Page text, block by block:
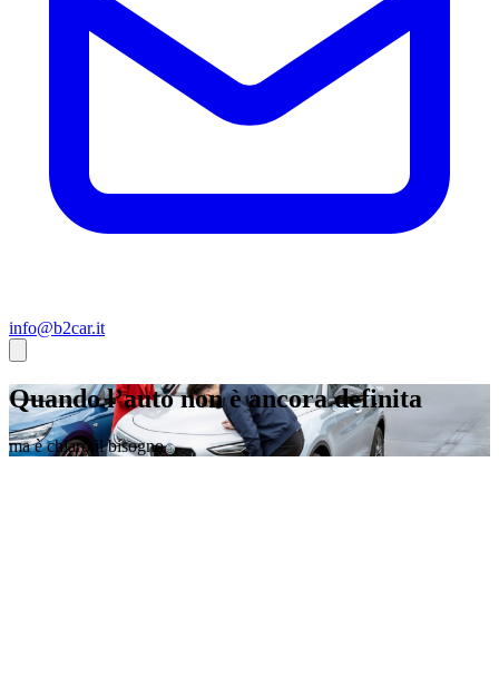
info@b2car.it
Quando l’auto non è ancora definita
ma è chiaro il bisogno